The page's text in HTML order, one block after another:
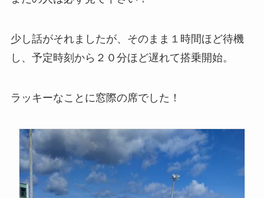
少し話がそれましたが、そのまま１時間ほど待機
し、予定時刻から２０分ほど遅れて搭乗開始。
ラッキーなことに窓際の席でした！